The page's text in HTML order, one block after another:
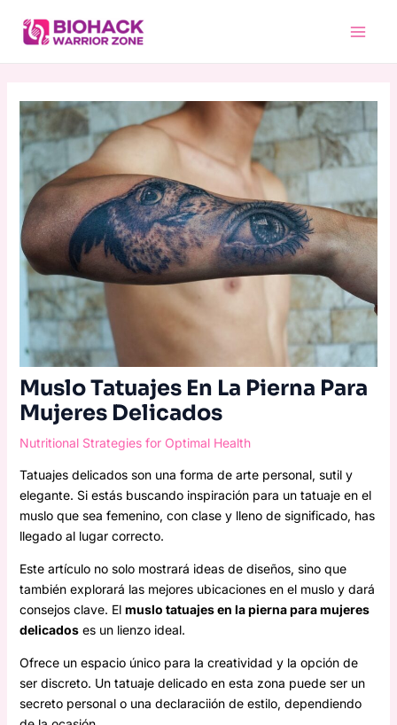
content
Muslo Tatuajes En La Pierna Para
Mujeres Delicados
Nutritional Strategies for Optimal Health
Tatuajes delicados son una forma de arte personal, sutil y
elegante. Si estás buscando inspiración para un tatuaje en el
muslo que sea femenino, con clase y lleno de significado, has
llegado al lugar correcto.
Este artículo no solo mostrará ideas de diseños, sino que
también explorará las mejores ubicaciones en el muslo y dará
consejos clave. El muslo tatuajes en la pierna para mujeres
delicadoses un lienzo ideal.
Ofrece un espacio único para la creatividad y la opción de
ser discreto. Un tatuaje delicado en esta zona puede ser un
secreto personal o una declaraciión de estilo, dependiendo